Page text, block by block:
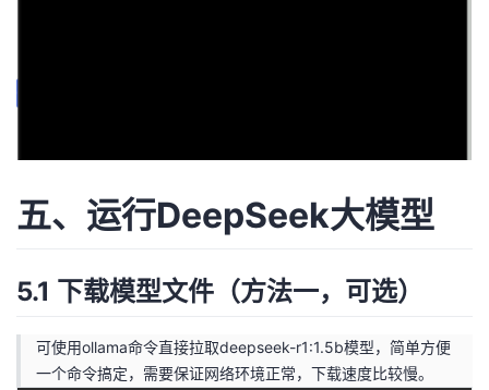
五、运行DeepSeek大模型
5.1 下载模型文件（方法一，可选）
可使用ollama命令直接拉取deepseek-r1:1.5b模型，简单方便
一个命令搞定，需要保证网络环境正常，下载速度比较慢。